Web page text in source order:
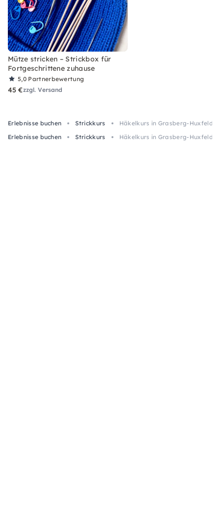
Mütze stricken – Strickbox für
Fortgeschrittene zuhause
5,0 Partnerbewertung
45 €zzgl. Versand
Erlebnisse buchen Strickkurs
Häkelkurs in Grasberg-Huxfeld:
Erlebnisse buchen
Strickkurs Häkelkurs in Grasberg-Huxfeld: